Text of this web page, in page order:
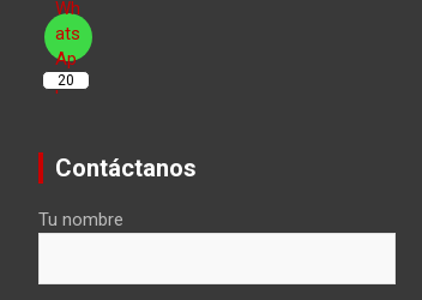
20
Contáctanos
Tu nombre